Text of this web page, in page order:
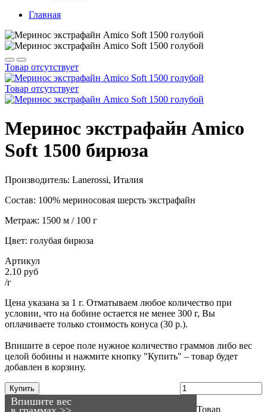
Главная
Товар отсутствует
Товар отсутствует
Меринос экстрафайн Amico
Soft 1500 бирюза
Производитель: Lanerossi, Италия
Состав: 100% мериносовая шерсть экстрафайн
Метраж: 1500 м / 100 г
Цвет: голубая бирюза
Артикул
2.10 руб
/г
Цена указана за 1 г. Отматываем любое количество при
условии, что на бобине остается не менее 300 г, Вы
оплачиваете только стоимость конуса (30 р.).
Впишите в серое поле нужное количество граммов либо вес
целой бобины и нажмите кнопку "Купить" – товар будет
добавлен в корзину.
Впишите вес
Купить
Товар